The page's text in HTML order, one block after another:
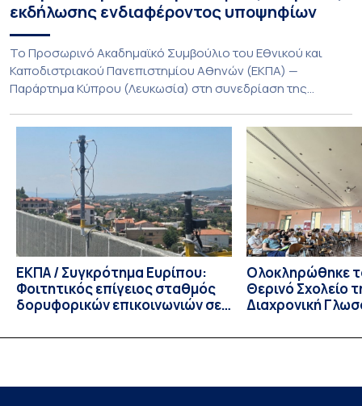
εκδήλωσης ενδιαφέροντος υποψηφίων
Το Προσωρινό Ακαδημαϊκό Συμβούλιο του Εθνικού και
Καποδιστριακού Πανεπιστημίου Αθηνών (ΕΚΠΑ) —
Παράρτημα Κύπρου (Λευκωσία) στη συνεδρίαση της
παράταση της προθεσμίας υποβολής εκδήλωσης
ενδιαφέροντος για την φοίτηση σε Προγράμματα Σπουδών,
Τμημάτων του Πανεπιστημίου μας στο Παράρτημα Κύπρου
για το ακαδημαϊκό έτος 2026-2027, έως τη Δευτέρα 31
Αυγούστου 2026. […]
ΕΚΠΑ / Συγκρότημα Ευρίπου:
Φοιτητικός επίγειος σταθμός
δορυφορικών επικοινωνιών σε
Ολοκληρώθηκε
Θερινό Σχολείο
Διαχρονική
Linguistics in